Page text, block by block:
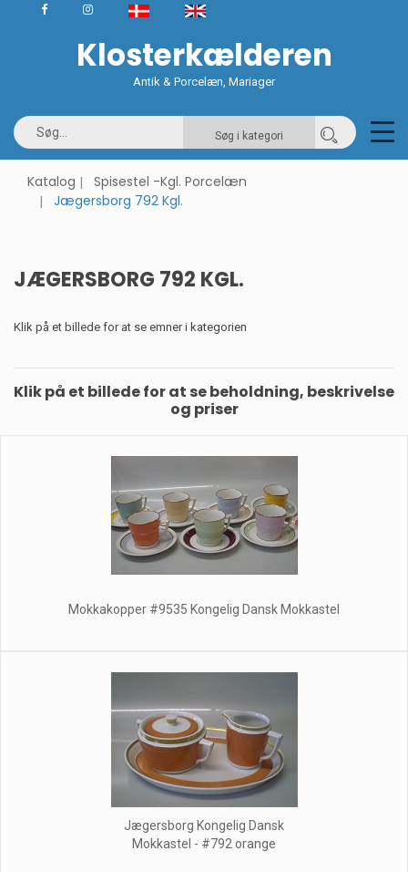
Klosterkælderen
Antik & Porcelæn, Mariager
Søg i kategori
Katalog
Spisestel -Kgl. Porcelæn
Jægersborg 792 Kgl.
JÆGERSBORG 792 KGL.
Klik på et billede for at se emner i kategorien
Klik på et billede for at se beholdning, beskrivelse
og priser
Mokkakopper #9535 Kongelig Dansk Mokkastel
Jægersborg Kongelig Dansk
Mokkastel - #792 orange